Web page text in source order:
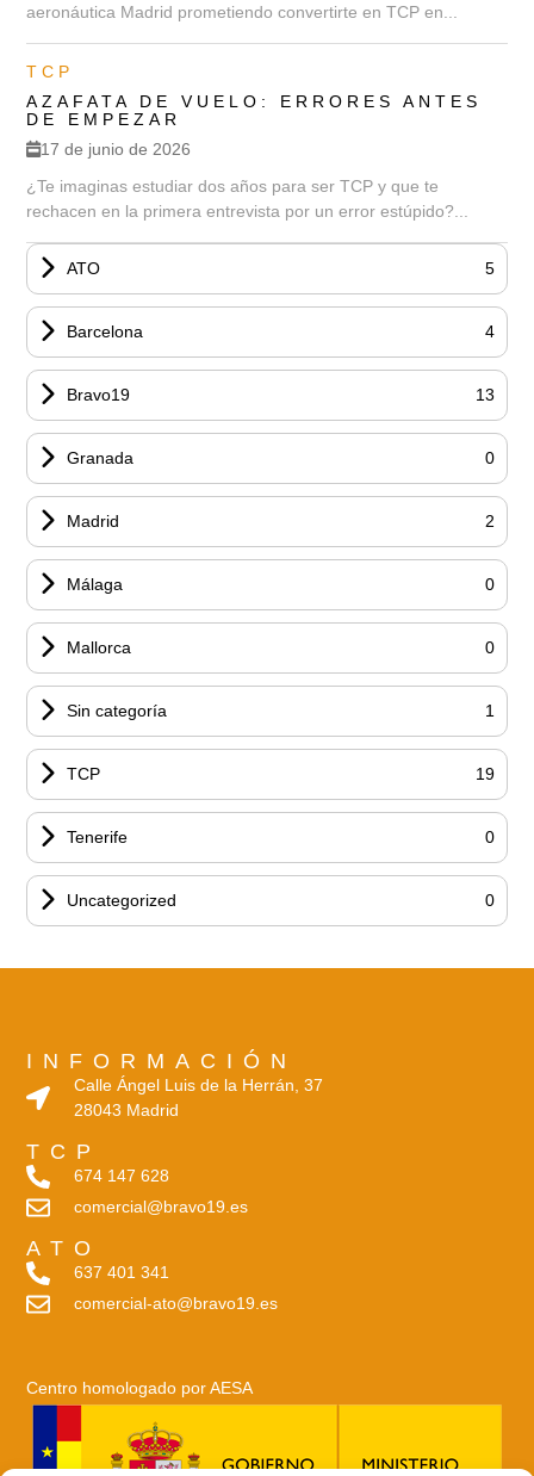
aeronáutica Madrid prometiendo convertirte en TCP en...
TCP
AZAFATA DE VUELO: ERRORES ANTES
DE EMPEZAR
17 de junio de 2026
¿Te imaginas estudiar dos años para ser TCP y que te
rechacen en la primera entrevista por un error estúpido?...
ATO 5
Barcelona 4
Bravo19 13
Granada 0
Madrid 2
Málaga 0
Mallorca 0
Sin categoría 1
TCP 19
Tenerife 0
Uncategorized 0
INFORMACIÓN
Calle Ángel Luis de la Herrán, 37
28043 Madrid
TCP
674 147 628
comercial@bravo19.es
ATO
637 401 341
comercial-ato@bravo19.es
Centro homologado por AESA